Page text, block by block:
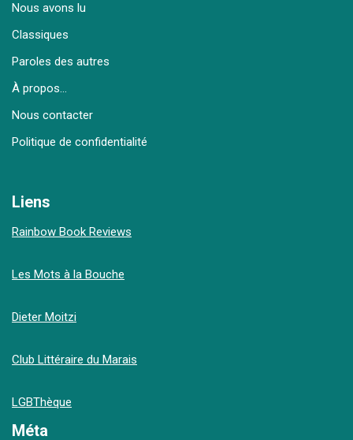
Nous avons lu
Classiques
Paroles des autres
À propos…
Nous contacter
Politique de confidentialité
Liens
Rainbow Book Reviews
Les Mots à la Bouche
Dieter Moitzi
Club Littéraire du Marais
LGBThèque
Méta